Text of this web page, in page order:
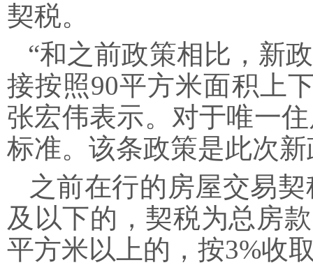
契税。
“和之前政策相比，新
接按照90平方米面积上
张宏伟表示。对于唯一
标准。该条政策是此次
之前在行的房屋交易契
及以下的，契税为总房
平方米以上的，按3%收